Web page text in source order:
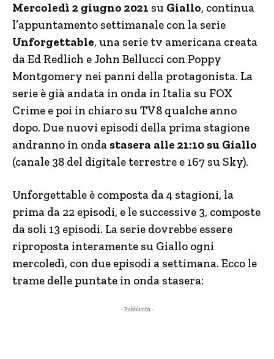
Mercoledì 2 giugno 2021 su Giallo, continua
l’appuntamento settimanale con la serie
Unforgettable, una serie tv americana creata
da Ed Redlich e John Bellucci con Poppy
Montgomery nei panni della protagonista. La
serie è già andata in onda in Italia su FOX
Crime e poi in chiaro su TV8 qualche anno
dopo. Due nuovi episodi della prima stagione
andranno in onda stasera alle 21:10 su Giallo
(canale 38 del digitale terrestre e 167 su Sky).
Unforgettable è composta da 4 stagioni, la
prima da 22 episodi, e le successive 3, composte
da soli 13 episodi. La serie dovrebbe essere
riproposta interamente su Giallo ogni
mercoledì, con due episodi a settimana. Ecco le
trame delle puntate in onda stasera:
- Pubblicità -